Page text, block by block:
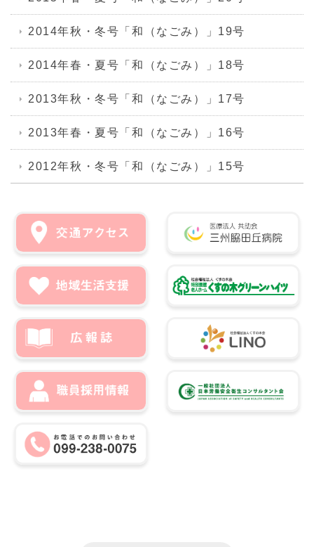
2014年秋・冬号「和（なごみ）」19号
2014年春・夏号「和（なごみ）」18号
2013年秋・冬号「和（なごみ）」17号
2013年春・夏号「和（なごみ）」16号
2012年秋・冬号「和（なごみ）」15号